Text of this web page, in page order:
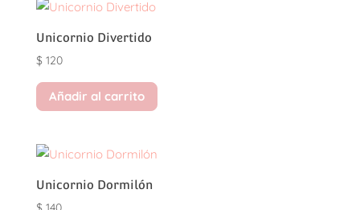
Unicornio Divertido
$120
Añadir al carrito
Unicornio Dormilón